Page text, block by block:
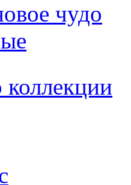
чудо